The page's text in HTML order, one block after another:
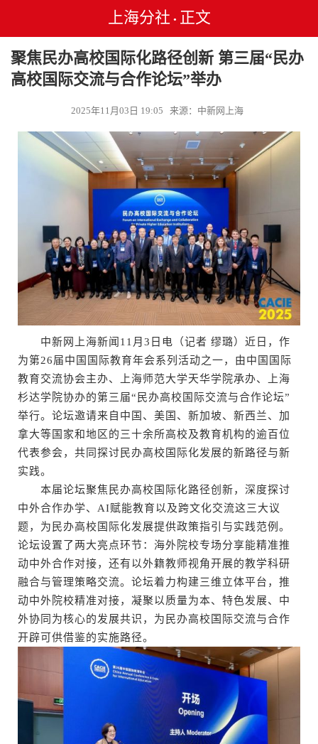
上海分社 • 正文
聚焦民办高校国际化路径创新 第三届“民办
高校国际交流与合作论坛”举办
2025年11月03日 19:05 来源：中新网上海
中新网上海新闻11月3日电（记者 缪璐）近日，作
为第26届中国国际教育年会系列活动之一，由中国国际
教育交流协会主办、上海师范大学天华学院承办、上海
杉达学院协办的第三届“民办高校国际交流与合作论坛”
举行。论坛邀请来自中国、美国、新加坡、新西兰、加
拿大等国家和地区的三十余所高校及教育机构的逾百位
代表参会，共同探讨民办高校国际化发展的新路径与新
实践。
本届论坛聚焦民办高校国际化路径创新，深度探讨
中外合作办学、AI赋能教育以及跨文化交流这三大议
题，为民办高校国际化发展提供政策指引与实践范例。
论坛设置了两大亮点环节：海外院校专场分享能精准推
动中外合作对接，还有以外籍教师视角开展的教学科研
融合与管理策略交流。论坛着力构建三维立体平台，推
动中外院校精准对接，凝聚以质量为本、特色发展、中
外协同为核心的发展共识，为民办高校国际交流与合作
开辟可供借鉴的实施路径。